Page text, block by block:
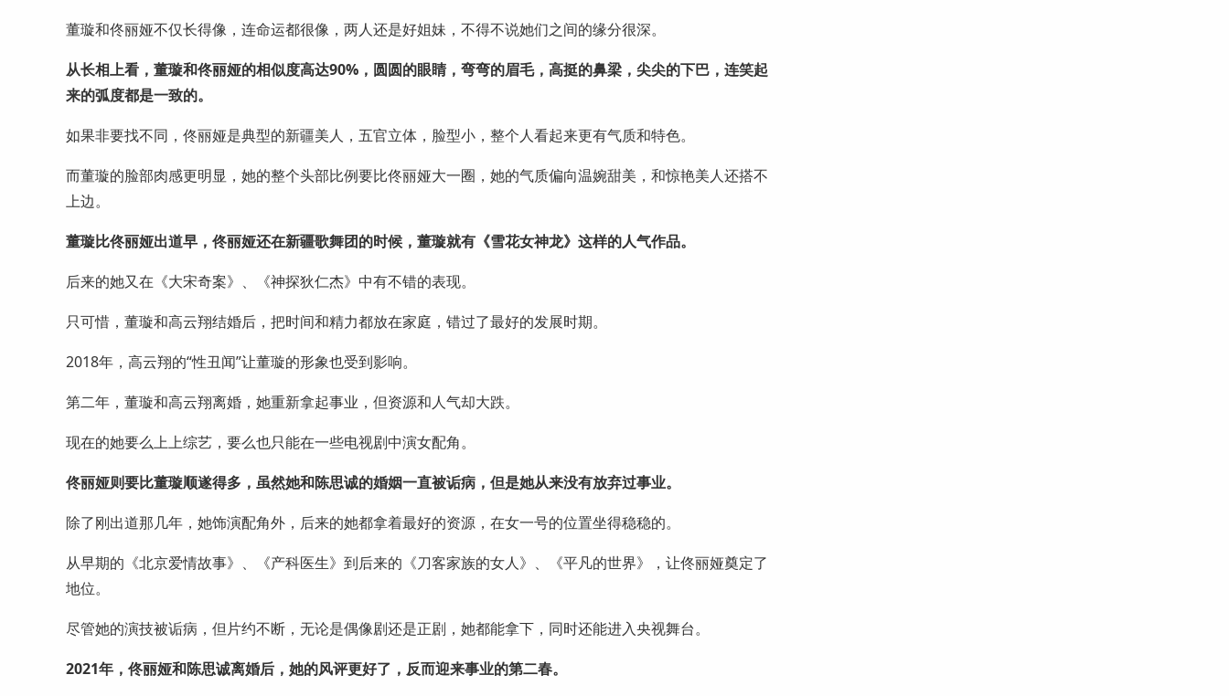
董璇和佟丽娅不仅长得像，连命运都很像，两人还是好姐妹，不得不说她们之间的缘分很深。
从长相上看，董璇和佟丽娅的相似度高达90%，圆圆的眼睛，弯弯的眉毛，高挺的鼻梁，尖尖的下巴，连笑起
来的弧度都是一致的。
如果非要找不同，佟丽娅是典型的新疆美人，五官立体，脸型小，整个人看起来更有气质和特色。
而董璇的脸部肉感更明显，她的整个头部比例要比佟丽娅大一圈，她的气质偏向温婉甜美，和惊艳美人还搭不
上边。
董璇比佟丽娅出道早，佟丽娅还在新疆歌舞团的时候，董璇就有《雪花女神龙》这样的人气作品。
后来的她又在《大宋奇案》、《神探狄仁杰》中有不错的表现。
只可惜，董璇和高云翔结婚后，把时间和精力都放在家庭，错过了最好的发展时期。
2018年，高云翔的“性丑闻”让董璇的形象也受到影响。
第二年，董璇和高云翔离婚，她重新拿起事业，但资源和人气却大跌。
现在的她要么上上综艺，要么也只能在一些电视剧中演女配角。
佟丽娅则要比董璇顺遂得多，虽然她和陈思诚的婚姻一直被诟病，但是她从来没有放弃过事业。
除了刚出道那几年，她饰演配角外，后来的她都拿着最好的资源，在女一号的位置坐得稳稳的。
从早期的《北京爱情故事》、《产科医生》到后来的《刀客家族的女人》、《平凡的世界》，让佟丽娅奠定了
地位。
尽管她的演技被诟病，但片约不断，无论是偶像剧还是正剧，她都能拿下，同时还能进入央视舞台。
2021年，佟丽娅和陈思诚离婚后，她的风评更好了，反而迎来事业的第二春。